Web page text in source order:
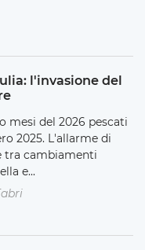
l'invasione del
mesi del 2026 pescati
2025. L'allarme di
tra cambiamenti
e...